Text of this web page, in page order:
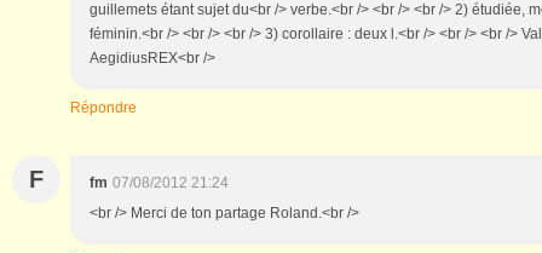
guillemets étant sujet du<br /> verbe.<br /> <br /> <br /> 2) étudiée,
féminin.<br /> <br /> <br /> 3) corollaire : deux l.<br /> <br /> <br />
AegidiusREX<br />
Répondre
F fm 07/08/2012 21:24
<br /> Merci de ton partage Roland.<br />